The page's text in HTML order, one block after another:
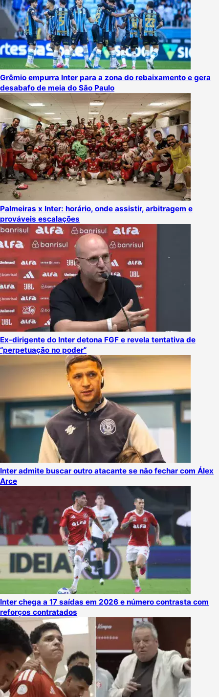
Grêmio empurra Inter para a zona do rebaixamento e gera
desabafo de meia do São Paulo
Palmeiras x Inter: horário, onde assistir, arbitragem e
prováveis escalações
Ex-dirigente do Inter detona FGF e revela tentativa de
“perpetuação no poder”
Inter admite buscar outro atacante se não fechar com Álex
Arce
Inter chega a 17 saídas em 2026 e número contrasta com
reforços contratados